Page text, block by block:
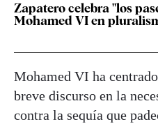
Zapatero celebra "los
Mohamed VI en
Mohamed VI ha
breve discurso en la
contra la sequía que